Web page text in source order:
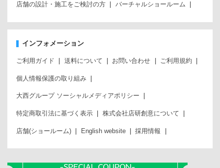
店舗の設計・施工をご検討の方 バーチャルショールーム
インフォメーション
ご利用ガイド 送料について お問い合わせ ご利用規約
個人情報保護の取り組み
大西グループ ソーシャルメディアポリシー
特定商取引法に基づく表示 株式会社店研創意について
店舗(ショールーム) English website 採用情報